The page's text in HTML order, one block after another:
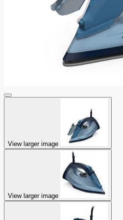
View larger image
View larger image